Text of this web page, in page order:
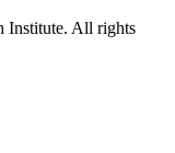
Institute. All rights